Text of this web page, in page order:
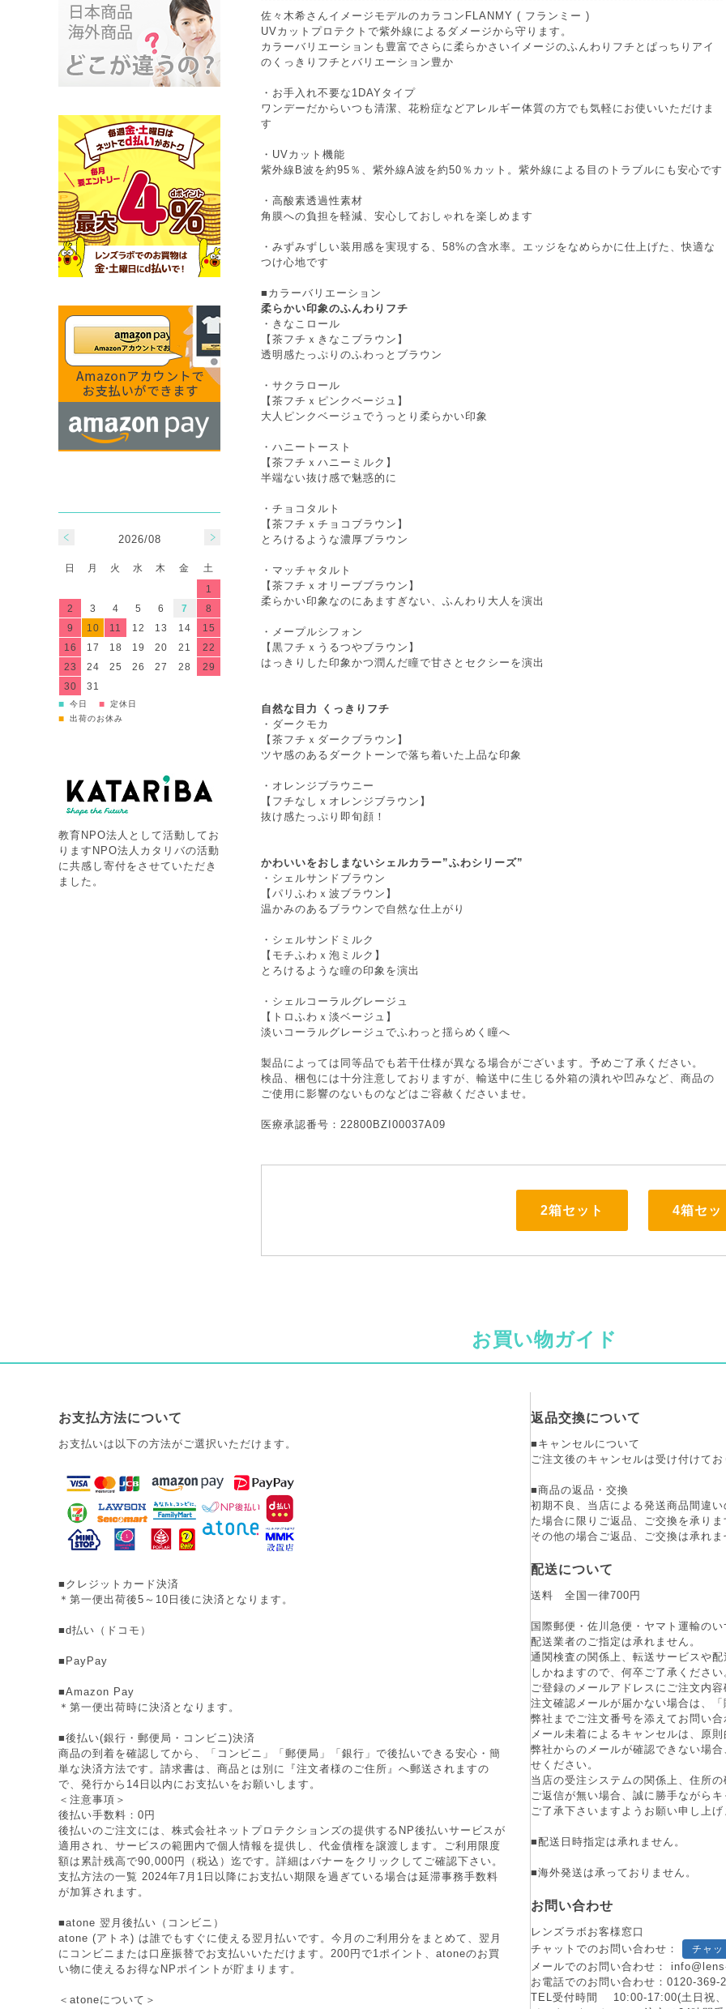
佐々木希さんイメージモデルのカラコンFLANMY ( フランミー )
UVカットプロテクトで紫外線によるダメージから守ります。
カラーバリエーションも豊富でさらに柔らかさいイメージのふんわりフチとぱっちりアイ
のくっきりフチとバリエーション豊か
・お手入れ不要な1DAYタイプ
ワンデーだからいつも清潔、花粉症などアレルギー体質の方でも気軽にお使いいただけま
す
・UVカット機能
紫外線B波を約95％、紫外線A波を約50％カット。紫外線による目のトラブルにも安心です
・高酸素透過性素材
角膜への負担を軽減、安心しておしゃれを楽しめます
・みずみずしい装用感を実現する、58%の含水率。エッジをなめらかに仕上げた、快適な
つけ心地です
■カラーバリエーション
柔らかい印象のふんわりフチ
・ きなこロール
【茶フチｘきなこブラウン】
透明感たっぷりのふわっとブラウン
・ サクラロール
【茶フチｘピンクベージュ】
大人ピンクベージュでうっとり柔らかい印象
・ ハニートースト
【茶フチｘハニーミルク】
半端ない抜け感で魅惑的に
・ チョコタルト
【茶フチｘチョコブラウン】
とろけるような濃厚ブラウン
・ マッチャタルト
【茶フチｘオリーブブラウン】
柔らかい印象なのにあますぎない、ふんわり大人を演出
・ メープルシフォン
【黒フチｘうるつやブラウン】
はっきりした印象かつ潤んだ瞳で甘さとセクシーを演出
自然な目力 くっきりフチ
・ ダークモカ
【茶フチｘダークブラウン】
ツヤ感のあるダークトーンで落ち着いた上品な印象
・ オレンジブラウニー
【フチなしｘオレンジブラウン】
抜け感たっぷり即旬顔！
かわいいをおしまないシェルカラー”ふわシリーズ”
・ シェルサンドブラウン
【パリふわｘ波ブラウン】
温かみのあるブラウンで自然な仕上がり
・ シェルサンドミルク
【モチふわｘ泡ミルク】
とろけるような瞳の印象を演出
・ シェルコーラルグレージュ
【トロふわｘ淡ベージュ】
淡いコーラルグレージュでふわっと揺らめく瞳へ
製品によっては同等品でも若干仕様が異なる場合がございます。予めご了承ください。
検品、梱包には十分注意しておりますが、輸送中に生じる外箱の潰れや凹みなど、商品の
ご使用に影響のないものなどはご容赦くださいませ。
医療承認番号：22800BZI00037A09
2箱セット 4箱セッ
2026/08
日 月 火 水 木 金
土
1
2
3 4 5 6 7
8
9
10 11 12 13 14
15
16
17 18 19 20 21
22
23
24 25 26 27 28
29
30
31
■ 今日 ■ 定休日
■ 出荷のお休み
教育NPO法人として活動してお
りますNPO法人カタリバの活動
に共感し寄付をさせていただき
ました。
お買い物ガイド
お支払方法について
お支払いは以下の方法がご選択いただけます。
■クレジットカード決済
＊第一便出荷後5～10日後に決済となります。
■d払い（ドコモ）
■PayPay
■Amazon Pay
＊第一便出荷時に決済となります。
■後払い(銀行・郵便局・コンビニ)決済
商品の到着を確認してから、「コンビニ」「郵便局」「銀行」で後払いできる安心・簡
単な決済方法です。請求書は、商品とは別に『注文者様のご住所』へ郵送されますの
で、発行から14日以内にお支払いをお願いします。
＜注意事項＞
後払い手数料：0円
後払いのご注文には、株式会社ネットプロテクションズの提供するNP後払いサービスが
適用され、サービスの範囲内で個人情報を提供し、代金債権を譲渡します。ご利用限度
額は累計残高で90,000円（税込）迄です。詳細はバナーをクリックしてご確認下さい。
支払方法の一覧 2024年7月1日以降にお支払い期限を過ぎている場合は延滞事務手数料
が加算されます。
■atone 翌月後払い（コンビニ）
atone (アトネ) は誰でもすぐに使える翌月払いです。今月のご利用分をまとめて、翌月
にコンビニまたは口座振替でお支払いいただけます。200円で1ポイント、atoneのお買
い物に使えるお得なNPポイントが貯まります。
＜atoneについて＞
返品交換について
■キャンセルについて
ご注文後のキャンセルは受け付けて
■商品の返品・交換
初期不良、当店による発送商品間違
た場合に限りご返品、ご交換を承りま
その他の場合ご返品、ご交換は承れ
配送について
送料 全国一律700円
国際郵便・佐川急便・ヤマト運輸の
配送業者のご指定は承れません。
通関検査の関係上、転送サービスや
しかねますので、何卒ご了承ください
ご登録のメールアドレスにご注文内
注文確認メールが届かない場合は、
弊社までご注文番号を添えてお問い
メール未着によるキャンセルは、原
弊社からのメールが確認できない場
せください。
当店の受注システムの関係上、住所
ご返信が無い場合、誠に勝手ながら
ご了承下さいますようお願い申し上
■配送日時指定は承れません。
■海外発送は承っておりません。
お問い合わせ
レンズラボお客様窓口
チャットでのお問い合わせ：
チャッ
メールでのお問い合わせ：
お電話でのお問い合わせ： 0120-369-
TEL受付時間 10:00-17:00(土日祝、